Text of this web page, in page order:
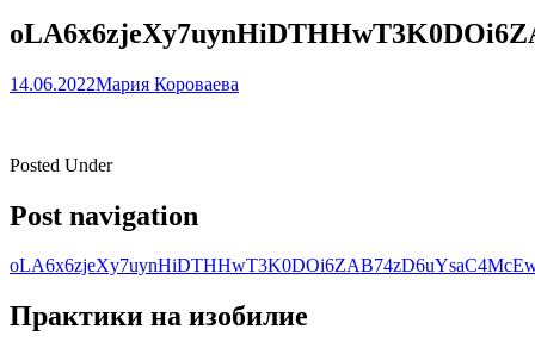
14.06.2022Мария Короваева
Posted Under
Post navigation
Практики на изобилие